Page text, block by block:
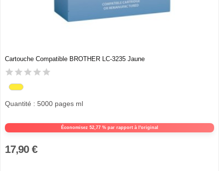
Cartouche Compatible BROTHER LC-3235 Jaune
Économisez 52,77 % par rapport à l'original
Quantité : 5000 pages ml
17,90 €